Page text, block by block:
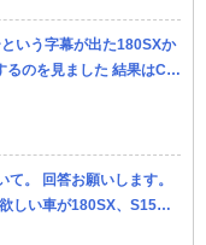
いう字幕が出た180SXか
るのを見ました 結果はCM
電気自動車なのにこんな
。 回答お願いします。
しい車が180SX、S15な
たいの...